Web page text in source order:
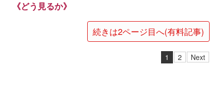
《どう見るか》
続きは2ページ目へ(有料記事)
1 2 Next